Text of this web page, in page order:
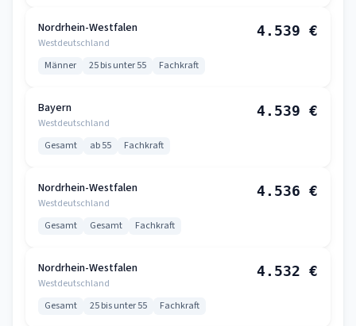
Nordrhein-Westfalen
Westdeutschland
4.539 €
Männer 25 bis unter 55 Fachkraft
Bayern
Westdeutschland
4.539 €
Gesamt ab 55 Fachkraft
Nordrhein-Westfalen
Westdeutschland
4.536 €
Gesamt Gesamt Fachkraft
Nordrhein-Westfalen
Westdeutschland
4.532 €
Gesamt 25 bis unter 55 Fachkraft